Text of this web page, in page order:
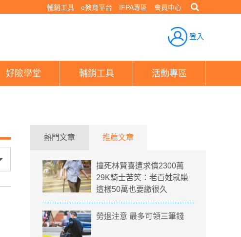
輔銷工具 e教育平台 IFPA專區 會員中心
登入
好險學堂 輔銷工具 活動專區
熱門文章 推薦文章
撞死林賢喜遭求償2300萬
29K騎士苦笑：老百姓就賺
這樣50萬也要繳很久
勞退注意 最多可領三筆錢